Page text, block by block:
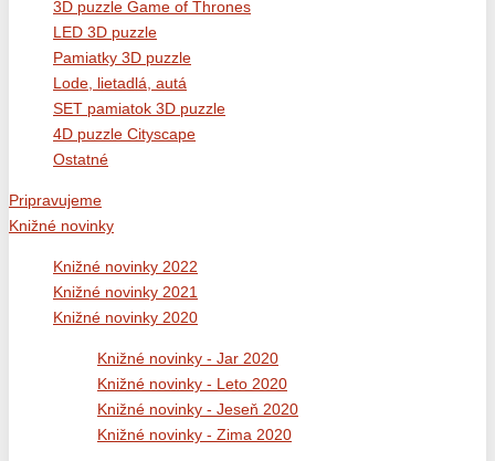
3D puzzle Game of Thrones
LED 3D puzzle
Pamiatky 3D puzzle
Lode, lietadlá, autá
SET pamiatok 3D puzzle
4D puzzle Cityscape
Ostatné
Pripravujeme
Knižné novinky
Knižné novinky 2022
Knižné novinky 2021
Knižné novinky 2020
Knižné novinky - Jar 2020
Knižné novinky - Leto 2020
Knižné novinky - Jeseň 2020
Knižné novinky - Zima 2020